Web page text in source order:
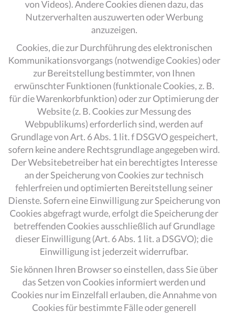
von Videos). Andere Cookies dienen dazu, das
Nutzerverhalten auszuwerten oder Werbung
anzuzeigen.
Cookies, die zur Durchführung des elektronischen
Kommunikationsvorgangs (notwendige Cookies) oder
zur Bereitstellung bestimmter, von Ihnen
erwünschter Funktionen (funktionale Cookies, z. B.
für die Warenkorbfunktion) oder zur Optimierung der
Website (z. B. Cookies zur Messung des
Webpublikums) erforderlich sind, werden auf
Grundlage von Art. 6 Abs. 1 lit. f DSGVO gespeichert,
sofern keine andere Rechtsgrundlage angegeben wird.
Der Websitebetreiber hat ein berechtigtes Interesse
an der Speicherung von Cookies zur technisch
fehlerfreien und optimierten Bereitstellung seiner
Dienste. Sofern eine Einwilligung zur Speicherung von
Cookies abgefragt wurde, erfolgt die Speicherung der
betreffenden Cookies ausschließlich auf Grundlage
dieser Einwilligung (Art. 6 Abs. 1 lit. a DSGVO); die
Einwilligung ist jederzeit widerrufbar.
Sie können Ihren Browser so einstellen, dass Sie über
das Setzen von Cookies informiert werden und
Cookies nur im Einzelfall erlauben, die Annahme von
Cookies für bestimmte Fälle oder generell